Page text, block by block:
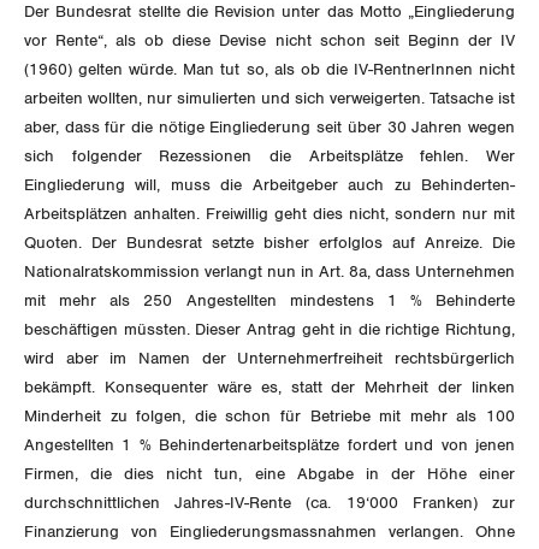
LOHNRECHNER
WEITERBILDUNG
NEWSLETTER
BROSCHÜREN/BÜCHER
WIR ÜBER UNS
GREMIEN
Vorstand
Präsidialausschuss
Feministische Kommission
Jugendkommission
Migrationskommission
Queer-Kommission
Rentner:innen-Kommission
ZENTRALSEKRETARIAT
KANTONALE BÜNDE
Aargau
Beide Basel
Bern
Freiburg
Genf
ANGESCHLOSSENE VERBÄNDE
OFFENE STELLEN
AGENDA
Medien
Publikationen
Artikel
Medienmitteilungen
Dossier
Vernehmlassungen
Blog
Blog Daniel Lampart
Der Europa-Blog
Kontakt
Der Bundesrat stellte die Revision unter das Motto „Eingliederung
vor Rente“, als ob diese Devise nicht schon seit Beginn der IV
(1960) gelten würde. Man tut so, als ob die IV-RentnerInnen nicht
arbeiten wollten, nur simulierten und sich verweigerten. Tatsache ist
aber, dass für die nötige Eingliederung seit über 30 Jahren wegen
sich folgender Rezessionen die Arbeitsplätze fehlen. Wer
Eingliederung will, muss die Arbeitgeber auch zu Behinderten-
Arbeitsplätzen anhalten. Freiwillig geht dies nicht, sondern nur mit
Quoten. Der Bundesrat setzte bisher erfolglos auf Anreize. Die
Nationalratskommission verlangt nun in Art. 8a, dass Unternehmen
mit mehr als 250 Angestellten mindestens 1 % Behinderte
beschäftigen müssten. Dieser Antrag geht in die richtige Richtung,
wird aber im Namen der Unternehmerfreiheit rechtsbürgerlich
bekämpft. Konsequenter wäre es, statt der Mehrheit der linken
Minderheit zu folgen, die schon für Betriebe mit mehr als 100
Angestellten 1 % Behindertenarbeitsplätze fordert und von jenen
Firmen, die dies nicht tun, eine Abgabe in der Höhe einer
durchschnittlichen Jahres-IV-Rente (ca. 19‘000 Franken) zur
Finanzierung von Eingliederungsmassnahmen verlangen. Ohne